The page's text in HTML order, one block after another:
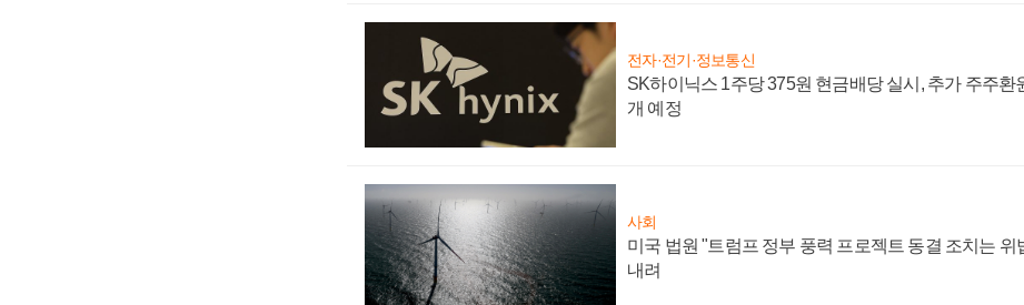
전자·전기·정보통신
SK하이닉스 1주당 375원 현금배당 실시, 추가 주주환
개 예정
사회
미국 법원 "트럼프 정부 풍력 프로젝트 동결 조치는 위
내려